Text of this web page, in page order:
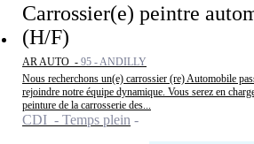
Carrossier(e) peintre
(H/F)
AR AUTO - 95 - ANDILLY
Nous recherchons un(e) carrossier (re) Automobile
rejoindre notre équipe dynamique. Vous serez en
peinture de la carrosserie des...
CDI - Temps plein